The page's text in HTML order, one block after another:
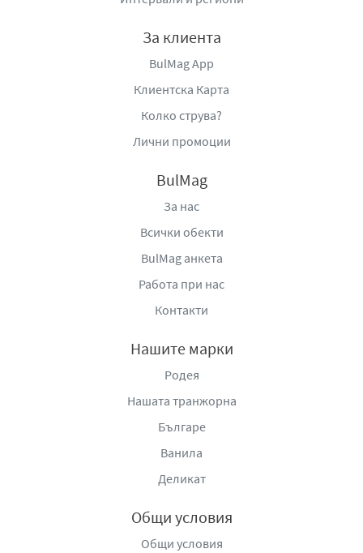
За клиента
BulMag App
Клиентска Карта
Колко струва?
Лични промоции
BulMag
За нас
Всички обекти
BulMag анкета
Работа при нас
Контакти
Нашите марки
Родея
Нашата транжорна
Българе
Ванила
Деликат
Общи условия
Общи условия